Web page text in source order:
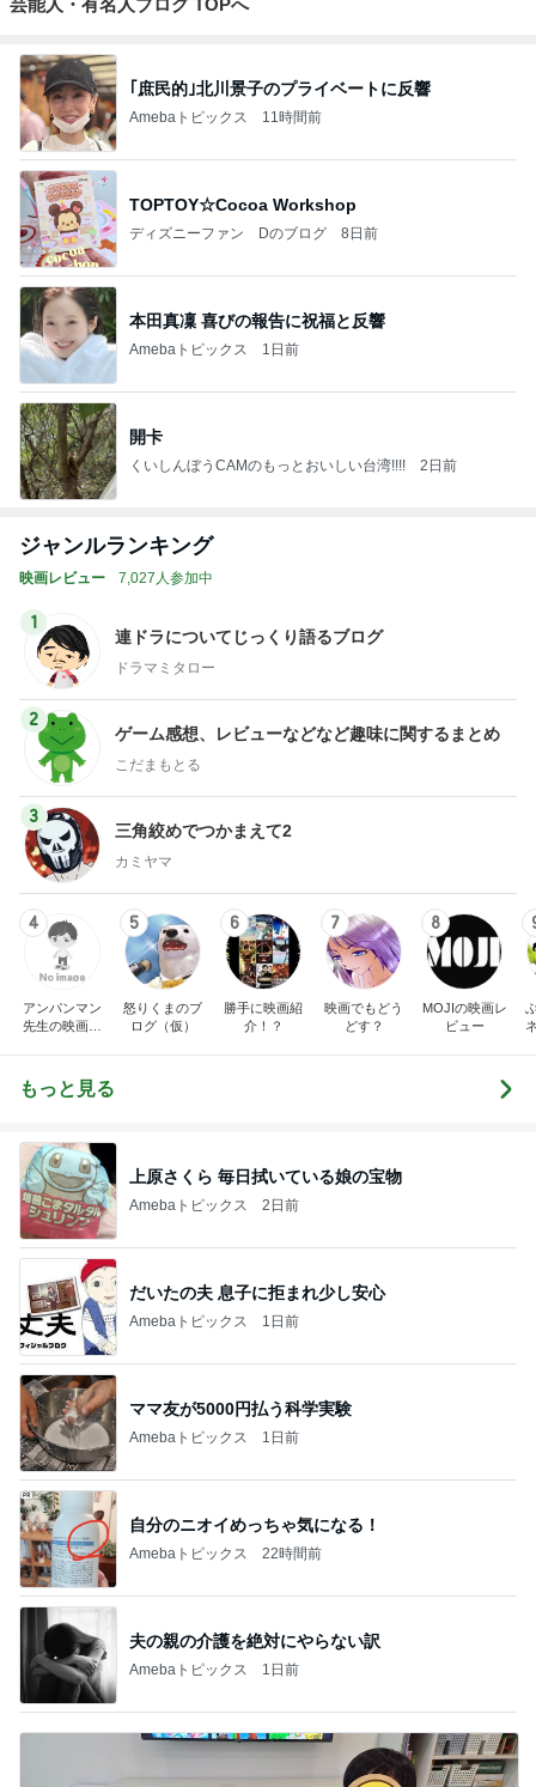
芸能人・有名人ブログ TOPへ
｢庶民的｣北川景子のプライベートに反響
Amebaトピックス 11時間前
TOPTOY☆Cocoa Workshop
ディズニーファン Dのブログ 8日前
本田真凜 喜びの報告に祝福と反響
Amebaトピックス 1日前
開卡
くいしんぼうCAMのもっとおいしい台湾!!!! 2日前
ジャンルランキング
映画レビュー 7,027人参加中
1
連ドラについてじっくり語るブログ
ドラマミタロー
2
ゲーム感想、レビューなどなど趣味に関するまとめ
こだまもとる
3
三角絞めでつかまえて2
カミヤマ
4
アンパンマン
先生の映画講
5
怒りくまのブ
ログ（仮）
6
勝手に映画紹
介！？
7
映画でもどう
どす？
8
MOJIの映画レ
ビュー
もっと見る
上原さくら 毎日拭いている娘の宝物
Amebaトピックス 2日前
だいたの夫 息子に拒まれ少し安心
Amebaトピックス 1日前
ママ友が5000円払う科学実験
Amebaトピックス 1日前
自分のニオイめっちゃ気になる！
Amebaトピックス 22時間前
夫の親の介護を絶対にやらない訳
Amebaトピックス 1日前